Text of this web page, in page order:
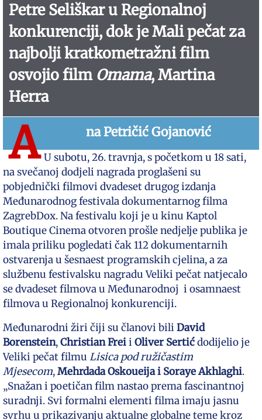
Petre Seliškar u Regionalnoj
konkurenciji, dok je Mali pečat za
najbolji kratkometražni film
osvojio film Omama, Martina
Herra
A na Petričić Gojanović
U subotu, 26. travnja, s početkom u 18 sati,
na svečanoj dodjeli nagrada proglašeni su
pobjednički filmovi dvadeset drugog izdanja
Međunarodnog festivala dokumentarnog filma
ZagrebDox. Na festivalu koji je u kinu Kaptol
Boutique Cinema otvoren prošle nedjelje publika je
imala priliku pogledati čak 112 dokumentarnih
ostvarenja u šesnaest programskih cjelina, a za
službenu festivalsku nagradu Veliki pečat natjecalo
se dvadeset filmova u Međunarodnoj i osamnaest
filmova u Regionalnoj konkurenciji.
Međunarodni žiri čiji su članovi bili David
Borenstein,Christian Freii Oliver Sertićdodijelio je
Veliki pečat filmu Lisica pod ružičastim
Mjesecom,Mehrdada Oskoueijai Soraye Akhlaghi.
„Snažan i poetičan film nastao prema fascinantnoj
suradnji. Svi formalni elementi filma imaju jasnu
svrhu u prikazivanju aktualne globalne teme kroz